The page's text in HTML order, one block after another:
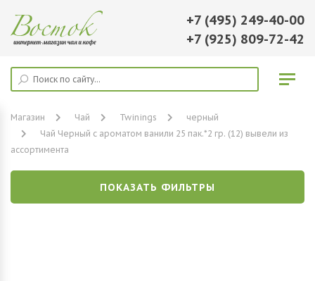
+7 (495) 249-40-00
+7 (925) 809-72-42
Магазин Чай Twinings
черный
Чай Черный с ароматом ванили 25 пак.*2 гр. (12) вывели из
ассортимента
ПОКАЗАТЬ ФИЛЬТРЫ